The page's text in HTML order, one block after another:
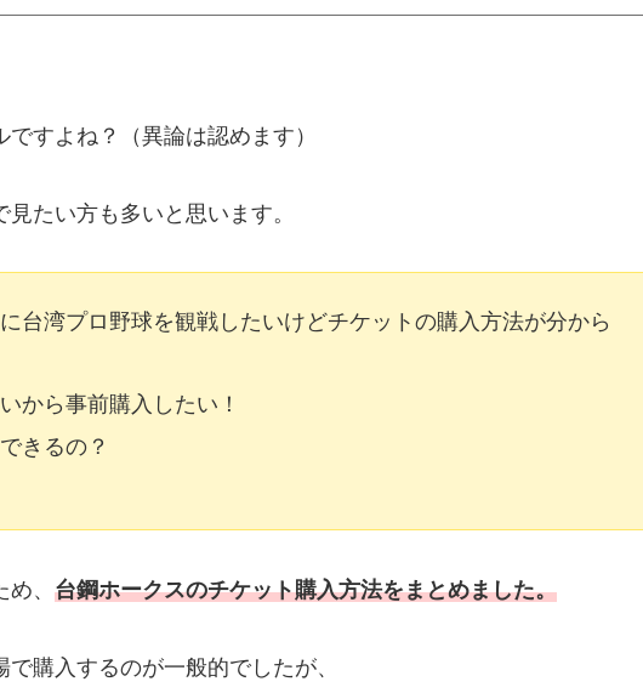
すよね？（異論は認めます）
見たい方も多いと思います。
台湾プロ野球を観戦したいけどチケットの購入方法が分から
から事前購入したい！
きるの？
、 台鋼ホークスのチケット購入方法をまとめました。
購入するのが一般的でしたが、